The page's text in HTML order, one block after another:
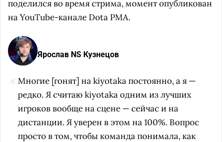
поделился во время стрима, момент опубликован
на YouTube-канале Dota PMA.
Ярослав NS Кузнецов
Многие [гонят] на kiyotaka постоянно, а я —
редко. Я считаю kiyotaka одним из лучших
игроков вообще на сцене — сейчас и на
дистанции. Я уверен в этом на 100%. Вопрос
просто в том, чтобы команда понимала, как